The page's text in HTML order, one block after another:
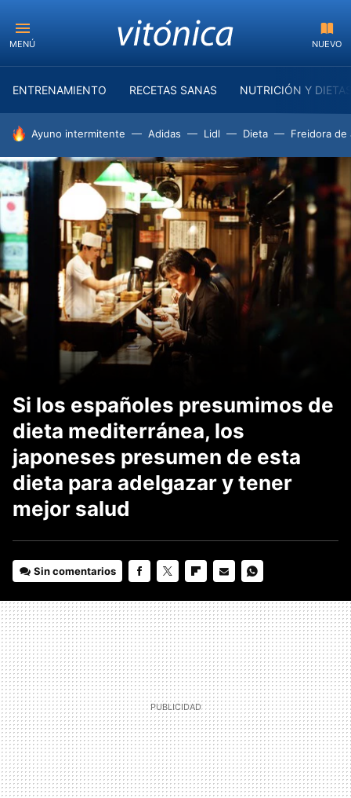
MENÚ NUEVO
ENTRENAMIENTO RECETAS SANAS NUTRICIÓN Y
HOY SE HABLA DE
Ayuno intermitente Adidas Lidl Dieta Freidora de
Si los españoles presumimos de
dieta mediterránea, los
japoneses presumen de esta
dieta para adelgazar y tener
mejor salud
Sin comentarios
MAIL